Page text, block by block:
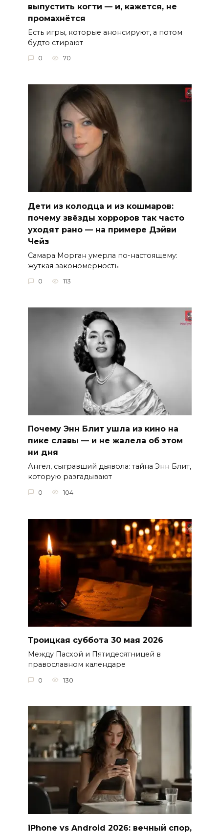
выпустить когти — и, кажется, не
промахнётся
Есть игры, которые анонсируют, а потом
будто стирают
0 70
Дети из колодца и из кошмаров:
почему звёзды хорроров так часто
уходят рано — на примере Дэйви
Чейз
Самара Морган умерла по-настоящему:
жуткая закономерность
0 113
Почему Энн Блит ушла из кино на
пике славы — и не жалела об этом
ни дня
Ангел, сыгравший дьявола: тайна Энн Блит,
которую разгадывают
0 104
Троицкая суббота 30 мая 2026
Между Пасхой и Пятидесятницей в
православном календаре
0 130
iPhone vs Android 2026: вечный спор,